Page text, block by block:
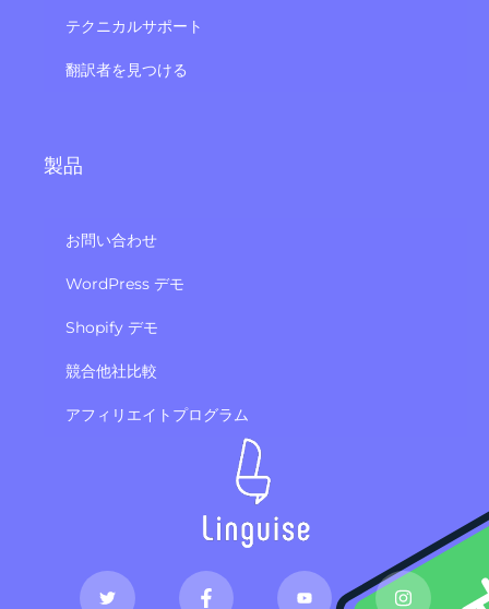
テクニカルサポート
翻訳者を見つける
製品
お問い合わせ
WordPress デモ
Shopify デモ
競合他社比較
アフィリエイトプログラム